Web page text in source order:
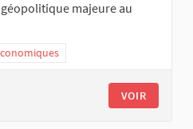
majeure au
VOIR